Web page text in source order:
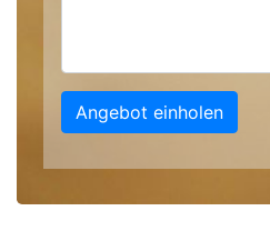
Angebot einholen